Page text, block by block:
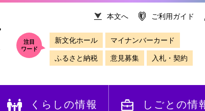
本文へ ご利用ガイド
注目
ワード
新文化ホール マイナンバーカード
ふるさと納税 意見募集 入札・契約
くらしの情報 しごとの情